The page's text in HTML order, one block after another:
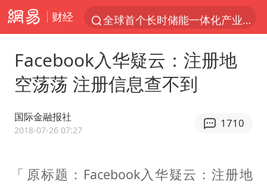
财经
“秋天的第一杯奶茶”6岁了
38岁演员求职万岁山NPC成功
胡彦斌获《歌手2026》歌王
Facebook入华疑云：注册地
空荡荡 注册信息查不到
国际金融报社
2018-07-26 07:27
1710
原标题：Facebook入华疑云：注册地